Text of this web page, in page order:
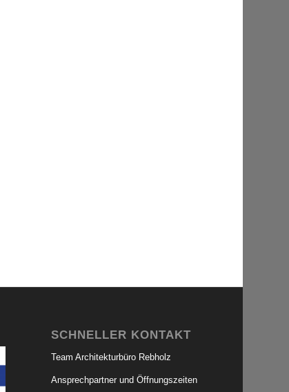
SCHNELLER KONTAKT
Team Architekturbüro Rebholz
Ansprechpartner und Öffnungszeiten